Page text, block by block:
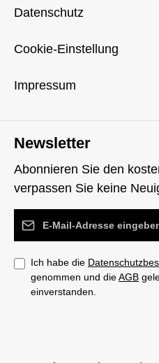
Newsletter
Abonnieren Sie den
verpassen Sie keine
E-Mail-Adresse*
Ich habe die
genommen und dieAGB
einverstanden.
Datenschutz
Cookie-Einstellung
Impressum